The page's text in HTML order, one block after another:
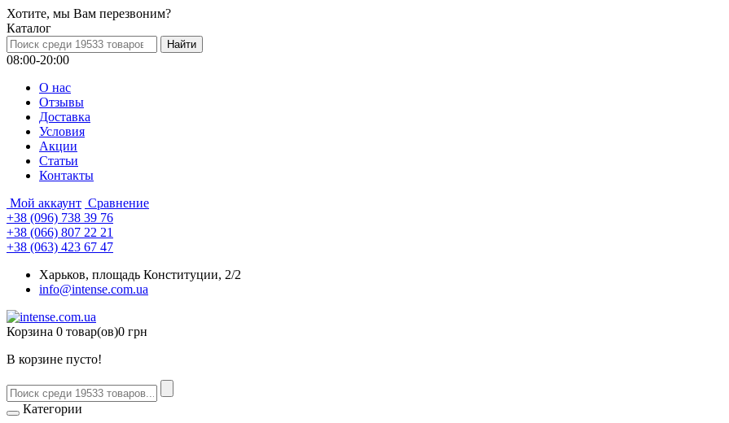
Хотите, мы Вам перезвоним?
Каталог
08:00-20:00
О нас
Отзывы
Доставка
Условия
Aкции
Статьи
Контакты
Мой аккаунт Сравнение
+38 (096) 738 39 76
+38 (066) 807 22 21
+38 (063) 423 67 47
Харьков, площадь Конституции, 2/2
info@intense.com.ua
Корзина 0 товар(ов)0 грн
В корзине пусто!
Категории